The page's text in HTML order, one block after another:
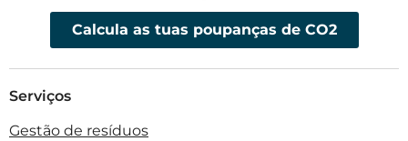
Calcula as tuas poupanças de CO2
Serviços
Gestão de resíduos